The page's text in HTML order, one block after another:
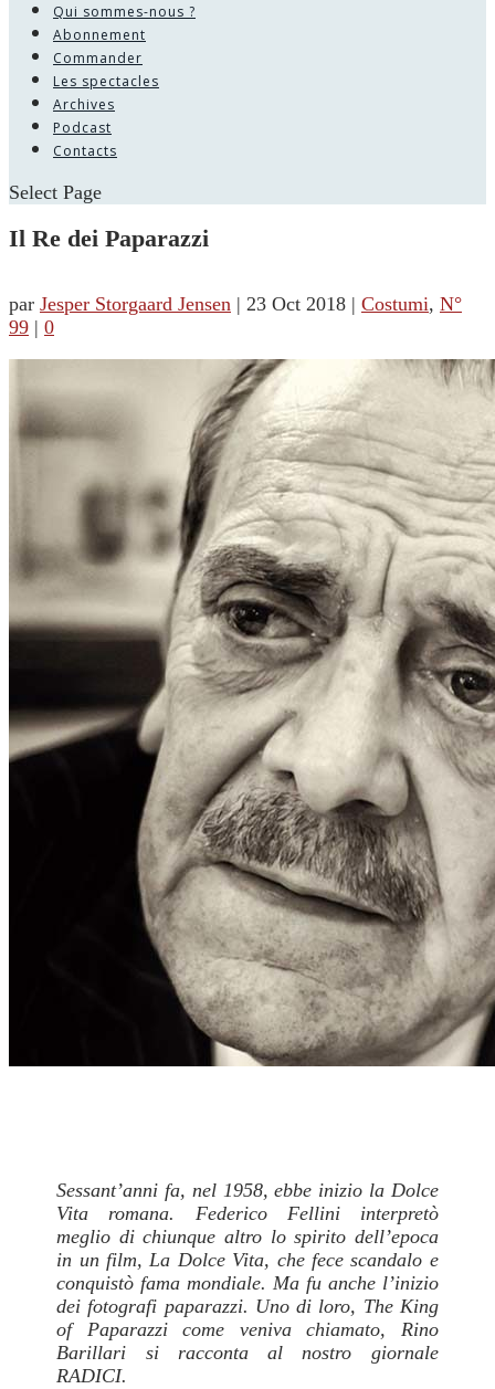
Qui sommes-nous ?
Abonnement
Commander
Les spectacles
Archives
Podcast
Contacts
Select Page
Il Re dei Paparazzi
par Jesper Storgaard Jensen | 23 Oct 2018 | Costumi, N°
99 | 0
Sessant’anni fa, nel 1958, ebbe inizio la Dolce
Vita romana. Federico Fellini interpretò
meglio di chiunque altro lo spirito dell’epoca
in un film, La Dolce Vita, che fece scandalo e
conquistò fama mondiale. Ma fu anche l’inizio
dei fotografi paparazzi. Uno di loro, The King
of Paparazzi come veniva chiamato, Rino
Barillari si racconta al nostro giornale
RADICI.